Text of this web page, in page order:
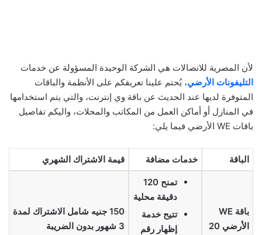
لأن المصرية للاتصالات هي الشركة الوحيدة المسؤولة عن خدمات
التليفونات الأرضي، يُحتم علينا تعريفكم على الأنظمة والباقات
المتوفرة لديها عند الحديث عن باقة وي إنترنت، والتي يتم استخدامها
في المنازل أو أماكن العمل من المكاتب والمحلات، واليكم تفاصيل
باقات WE الأرضي فيما يلي:
الباقة خدمات مضافة قيمة الاشتراك الشهري
باقة WE
الأرضي 20
تمنح 120
دقيقة محلية
تتيح خدمة
إظهار رقم
150 جنيه شامل الاشتراك لمدة
3 شهور بدون الضريبة